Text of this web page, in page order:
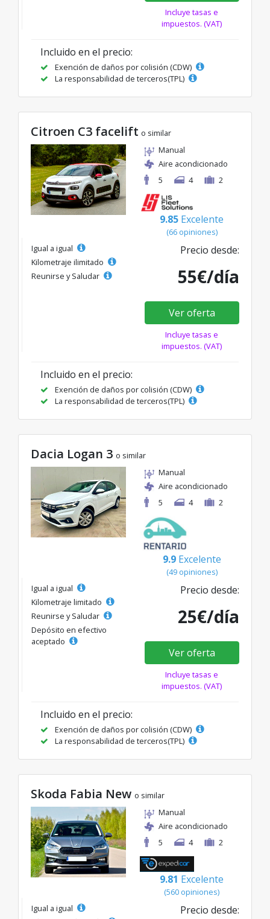
Incluye tasas e
impuestos. (VAT)
Incluido en el precio:
Exención de daños por colisión (CDW)
La responsabilidad de terceros(TPL)
Citroen C3 facelift o similar
Manual
Aire acondicionado
5
4 2
9.85 Excelente
(66 opiniones)
Igual a igual
Kilometraje ilimitado
Reunirse y Saludar
Precio desde:
55€/día
Ver oferta
Incluye tasas e
impuestos. (VAT)
Incluido en el precio:
Exención de daños por colisión (CDW)
La responsabilidad de terceros(TPL)
Dacia Logan 3 o similar
Manual
Aire acondicionado
5
4 2
9.9 Excelente
(49 opiniones)
Igual a igual
Kilometraje limitado
Reunirse y Saludar
Depósito en efectivo
aceptado
Precio desde:
25€/día
Ver oferta
Incluye tasas e
impuestos. (VAT)
Incluido en el precio:
Exención de daños por colisión (CDW)
La responsabilidad de terceros(TPL)
Skoda Fabia New o similar
Manual
Aire acondicionado
5
4 2
9.81 Excelente
(560 opiniones)
Igual a igual
Precio desde: